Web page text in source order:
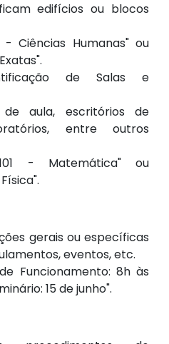
edifícios ou blocos
- Ciências Humanas" ou
de Salas e
de aula, escritórios de
entre outros
- Matemática" ou
gerais ou específicas
eventos, etc.
Funcionamento: 8h às
15 de junho".